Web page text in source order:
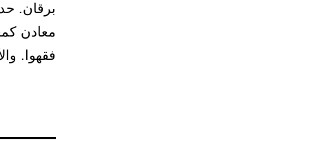
برقان.
معادن
فقهوا.